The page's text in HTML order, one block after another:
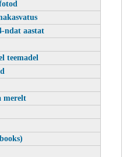
ndat aastat
teemadel
merelt